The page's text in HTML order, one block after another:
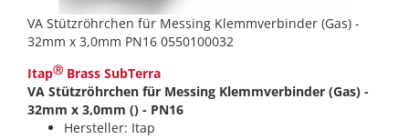
VA Stützröhrchen für Messing Klemmverbinder (Gas) -
32mm x 3,0mm PN16 0550100032
ItapⓇ Brass SubTerra
VA Stützröhrchen für Messing Klemmverbinder (Gas) -
32mm x 3,0mm () - PN16
Hersteller: Itap